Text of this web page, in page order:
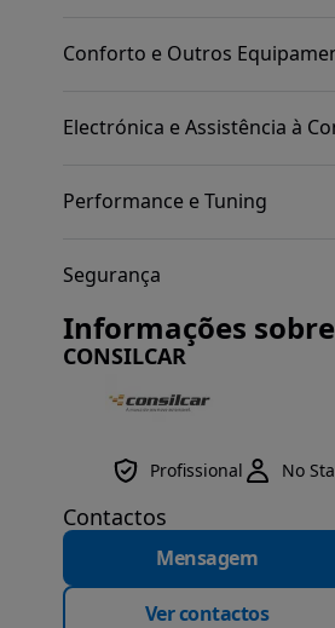
Conforto e Outros
Electrónica e Assistência à
Performance e Tuning
Segurança
Informações
CONSILCAR
Profissional No
Contactos
Mensagem
Ver contactos